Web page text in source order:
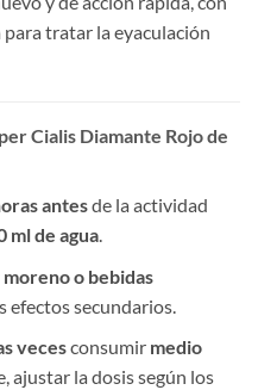
tratar la eyaculación
Cialis Diamante Rojo de
antes​ de la actividad
ml de agua.
o bebidas
efectos secundarios.
veces​ consumir ​ medio
ajustar la dosis según los